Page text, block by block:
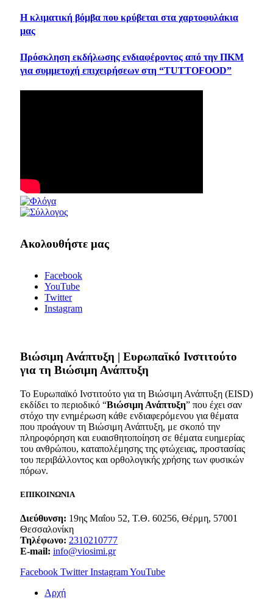
Η κλιματική βόμβα που κρύβεται στα χαρτοφυλάκια
μας
Πρόσκληση εκδήλωσης ενδιαφέροντος από την ΠΚΜ
για συμμετοχή επιχειρήσεων στη “TUTTOFOOD”
Ακολουθήστε μας
Facebook
YouTube
Twitter
Instagram
Bιώσιμη Ανάπτυξη | Ευρωπαϊκό Ινστιτούτο
για τη Βιώσιμη Ανάπτυξη
Το Ευρωπαϊκό Ινστιτούτο για τη Βιώσιμη Ανάπτυξη (EISD)
εκδίδει το περιοδικό “Βιώσιμη Ανάπτυξη” που έχει σαν
στόχο την ενημέρωση κάθε ενδιαφερόμενου για θέματα
που προάγουν τη Βιώσιμη Ανάπτυξη, με σκοπό την
πληροφόρηση και ευαισθητοποίηση σε θέματα ευημερίας
του ανθρώπου, καταπολέμησης της φτώχειας, προστασίας
του περιβάλλοντος και ορθολογικής χρήσης των φυσικών
πόρων.
ΕΠΙΚΟΙΝΩΝΙΑ
Διεύθυνση: 19ης Μαΐου 52, Τ.Θ. 60256, Θέρμη, 57001
Θεσσαλονίκη
Τηλέφωνο: 2310210777
E-mail: info@viosimi.gr
Facebook Twitter InstagramYouTube
Aρχή